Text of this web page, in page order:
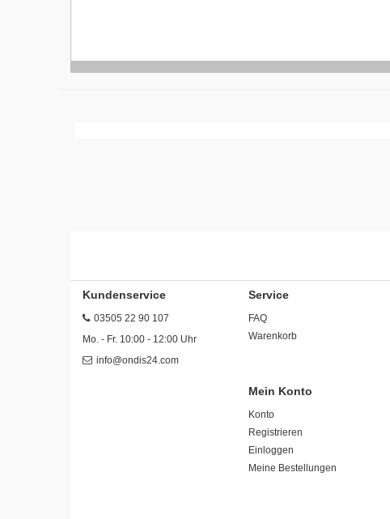
Kundenservice
03505 22 90 107
Mo. - Fr. 10:00 - 12:00 Uhr
info@ondis24.com
Service
FAQ
Warenkorb
Mein Konto
Konto
Registrieren
Einloggen
Meine Bestellungen